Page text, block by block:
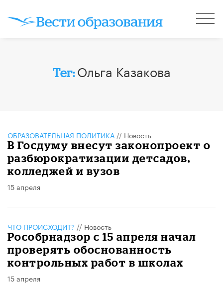
Тег:Ольга Казакова
ОБРАЗОВАТЕЛЬНАЯ ПОЛИТИКА // Новость
В Госдуму внесут законопроект о
разбюрократизации детсадов,
колледжей и вузов
15 апреля
ЧТО ПРОИСХОДИТ? // Новость
Рособрнадзор с 15 апреля начал
проверять обоснованность
контрольных работ в школах
15 апреля